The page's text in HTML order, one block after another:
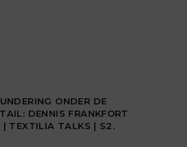
ONDER DE
DENNIS FRANKFORT
| TEXTILIA TALKS | S2.